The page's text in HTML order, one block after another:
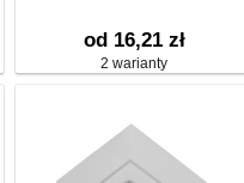
od 16,21 zł
2 warianty